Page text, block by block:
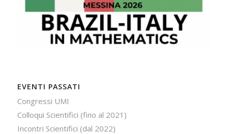
EVENTI PASSATI
Congressi UMI
Colloqui Scientifici (fino al 2021)
Incontri Scientifici (dal 2022)